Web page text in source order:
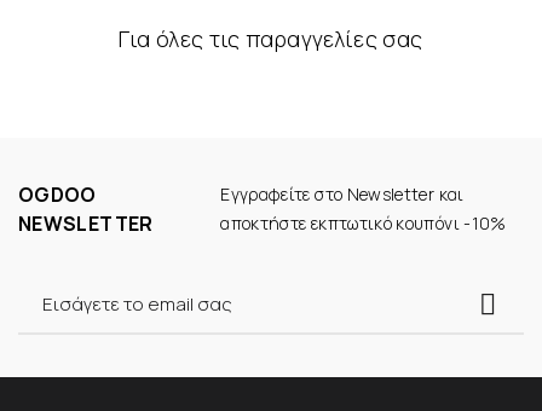
Για όλες τις παραγγελίες σας
OGDOO
NEWSLETTER
Εγγραφείτε στο Newsletter και
αποκτήστε εκπτωτικό κουπόνι -10%